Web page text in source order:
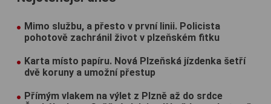
Mimo službu, a přesto v první linii. Policista
pohotově zachránil život v plzeňském fitku
Karta místo papíru. Nová Plzeňská jízdenka šetří
dvě koruny a umožní přestup
Přímým vlakem na výlet z Plzně až do srdce